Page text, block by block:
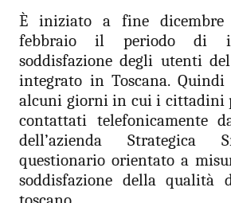
È iniziato a fine
febbraio il periodo di
soddisfazione degli utenti
integrato in Toscana. Quindi
alcuni giorni in cui i cittadini
contattati telefonicamente
dell’azienda
questionario orientato a
soddisfazione della qualità